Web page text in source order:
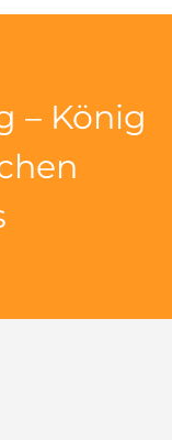
– König